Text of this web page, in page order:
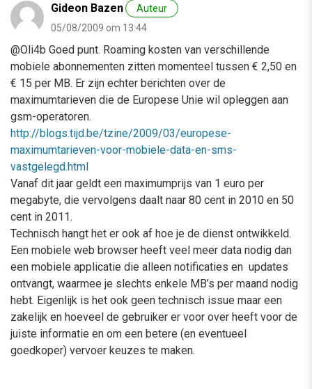
Gideon Bazen
Auteur
05/08/2009 om 13:44
@Oli4b Goed punt. Roaming kosten van verschillende
mobiele abonnementen zitten momenteel tussen € 2,50 en
€ 15 per MB. Er zijn echter berichten over de
maximumtarieven die de Europese Unie wil opleggen aan
gsm-operatoren.
http://blogs.tijd.be/tzine/2009/03/europese-
maximumtarieven-voor-mobiele-data-en-sms-
vastgelegd.html
Vanaf dit jaar geldt een maximumprijs van 1 euro per
megabyte, die vervolgens daalt naar 80 cent in 2010 en 50
cent in 2011.
Technisch hangt het er ook af hoe je de dienst ontwikkeld.
Een mobiele web browser heeft veel meer data nodig dan
een mobiele applicatie die alleen notificaties en updates
ontvangt, waarmee je slechts enkele MB’s per maand nodig
hebt. Eigenlijk is het ook geen technisch issue maar een
zakelijk en hoeveel de gebruiker er voor over heeft voor de
juiste informatie en om een betere (en eventueel
goedkoper) vervoer keuzes te maken.